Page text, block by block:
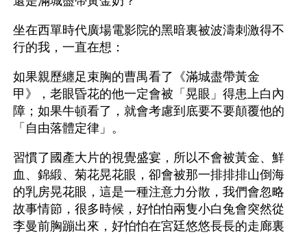
坐在西單時代廣場電影院的黑暗裏被波濤刺激得不
行的我，一直在想：
如果親歷纏足束胸的曹禺看了《滿城盡帶黃金
甲》，老眼昏花的他一定會被「晃眼」得患上白內
障；如果牛頓看了，就會考慮到底要不要顛覆他的
「自由落體定律」。
習慣了國產大片的視覺盛宴，所以不會被黃金、鮮
血、錦緞、菊花晃花眼，卻會被那一排排排山倒海
的乳房晃花眼，這是一種注意力分散，我們會忽略
故事情節，很多時候，好怕怕兩隻小白兔會突然從
李曼前胸蹦出來，好怕怕在宮廷悠悠長長的走廊裏